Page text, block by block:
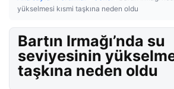
yükselmesi kısmi taşkına neden oldu
Bartın Irmağı’nda su
seviyesinin
taşkına neden oldu